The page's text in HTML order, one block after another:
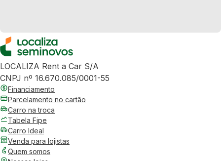
LOCALIZA Rent a Car S/A
CNPJ nº 16.670.085/0001-55
Financiamento
Parcelamento no cartão
Carro na troca
Tabela Fipe
Carro Ideal
Venda para lojistas
Quem somos